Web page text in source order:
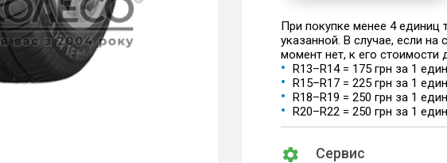
При покупке менее 4
указанной. В случае, если
момент нет, к его стоимости
R13–R14 = 175 грн за 1
R15–R17 = 225 грн за 1
R18–R19 = 250 грн за 1
R20–R22 = 250 грн за 1
Сервис